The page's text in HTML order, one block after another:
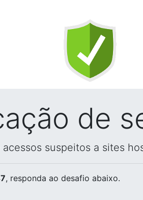
de
suspeitos a sites
, responda ao desafio abaixo.